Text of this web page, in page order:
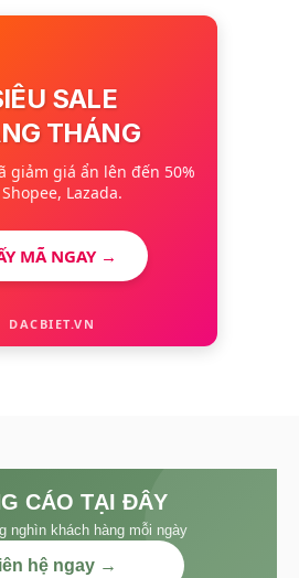
SALE
THÁNG
giảm giá ẩn lên đến 50%
Lazada.
MÃ NGAY →
DACBIET.VN
CÁO TẠI ĐÂY
nghìn khách hàng mỗi ngày
hệ ngay →